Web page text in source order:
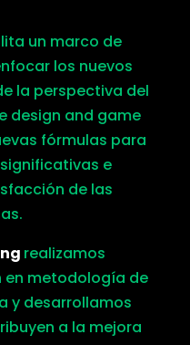
un marco de
los nuevos
la perspectiva del
design and game
fórmulas para
e
de las
realizamos
metodología de
y desarrollamos
a la mejora